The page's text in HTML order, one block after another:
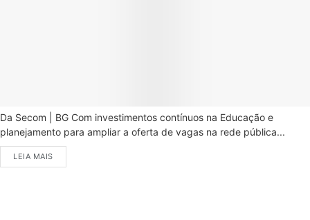
Da Secom | BG Com investimentos contínuos na Educação e
planejamento para ampliar a oferta de vagas na rede pública...
LEIA MAIS